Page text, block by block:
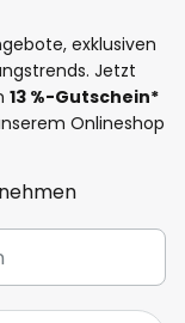
exklusiven
Jetzt
13 %-Gutschein*
Onlineshop